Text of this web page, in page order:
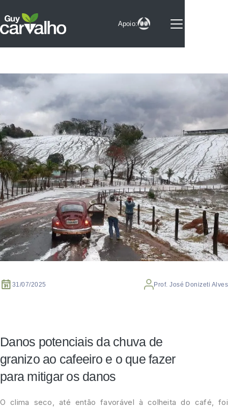
Notícias
Videos
Selo
Colunistas
Parceiros
Experimentos
Serviços
Contato
Apoio:
31/07/2025 Prof. José Donizeti Alves
Danos potenciais da chuva de
granizo ao cafeeiro e o que fazer
para mitigar os danos
O clima seco, até então favorável à colheita do café, foi